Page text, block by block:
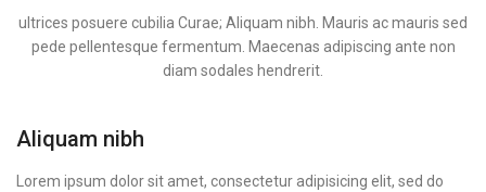
ultrices posuere cubilia Curae; Aliquam nibh. Mauris ac mauris sed
pede pellentesque fermentum. Maecenas adipiscing ante non
diam sodales hendrerit.
Aliquam nibh
Lorem ipsum dolor sit amet, consectetur adipisicing elit, sed do